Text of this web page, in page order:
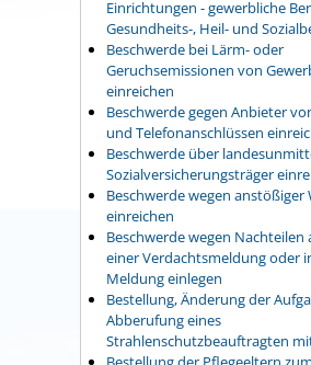
Einrichtungen - gewerbliche
Gesundheits-, Heil- und
Beschwerde bei Lärm- oder
Geruchsemissionen von
einreichen
Beschwerde gegen Anbieter
und Telefonanschlüssen
Beschwerde über
Sozialversicherungsträger
Beschwerde wegen anstößiger
einreichen
Beschwerde wegen Nachteilen
einer Verdachtsmeldung oder
Meldung einlegen
Bestellung, Änderung der
Abberufung eines
Strahlenschutzbeauftragten